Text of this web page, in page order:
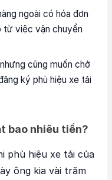
ngoài có hóa đơn
từ việc vận chuyển
cũng muốn chở
ký phù hiệu xe tải
bao nhiêu tiền?
phù hiệu xe tải của
ông kia vài trăm